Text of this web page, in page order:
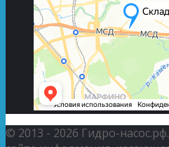
© 2013 - 2026 Гидро-